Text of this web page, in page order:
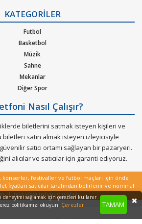
Kurumsal Ağırlama
Nasıl Çalışır
Bilet Tipi ve Teslimat
Üyelik Doğrulama
Sık Sorulan Sorular
KATEGORİLER
Futbol
Basketbol
Müzik
Sahne
Mekanlar
Diğer Spor
Nasıl Çalışır?
biletlerini satmak isteyen kişileri ve
satın almak isteyen izleyicisiyle
satıcı ortamı sağlayan bir pazaryeri.
alıcılar ve satıcılar için garanti ediyoruz.
festivaller ve futbol maçları için önde
fiyatları satıcılar tarafından belirlenir ve nominal
altında veya üstünde olabilir.
© 2022 - Tüm Hakları Saklıdır
TAMAM
deneyimi sağlamak için çerezleri kullanır.
politikamızı okuyun. Çerezler